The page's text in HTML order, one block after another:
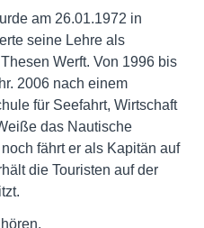
am 26.01.1972 in
seine Lehre als
Werft. Von 1996 bis
2006 nach einem
für Seefahrt, Wirtschaft
das Nautische
fährt er als Kapitän auf
die Touristen auf der